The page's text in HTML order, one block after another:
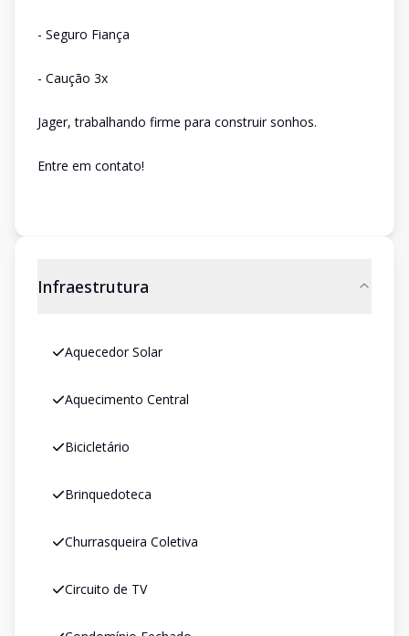
- Seguro Fiança
- Caução 3x
Jager, trabalhando firme para construir sonhos.
Entre em contato!
Infraestrutura
Aquecedor Solar
Aquecimento Central
Bicicletário
Brinquedoteca
Churrasqueira Coletiva
Circuito de TV